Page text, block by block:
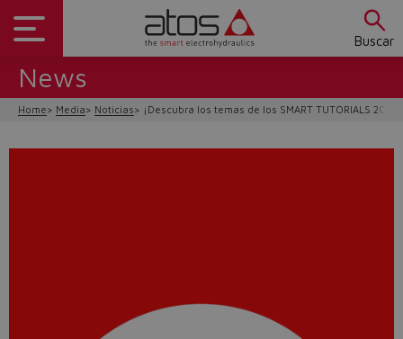
Buscar
News
Home Media Noticias ¡Descubra los temas de los SMART TUTORIALS 2025!